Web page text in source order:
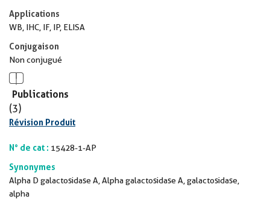
Applications
WB, IHC, IF, IP, ELISA
Conjugaison
Non conjugué
Publications
(3)
Révision Produit
N° de cat : 15428-1-AP
Synonymes
Alpha D galactosidase A, Alpha galactosidase A, galactosidase,
alpha